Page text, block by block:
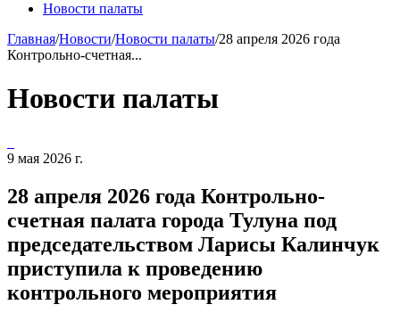
Новости палаты
Главная/Новости/Новости палаты/28 апреля 2026 года
Контрольно-счетная...
Новости палаты
9 мая 2026 г.
28 апреля 2026 года Контрольно-
счетная палата города Тулуна под
председательством Ларисы Калинчук
приступила к проведению
контрольного мероприятия